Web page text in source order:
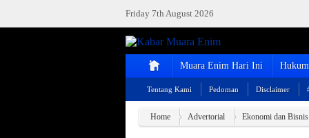
Friday 7th August 2026
Muara Enim Hari Ini
Tentang Kami Pedoman Disclaimer
Home Advertorial Ekonomi dan Bisnis